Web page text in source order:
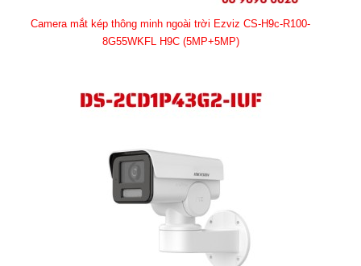
Camera mắt kép thông minh ngoài trời Ezviz CS-H9c-R100-
8G55WKFL H9C (5MP+5MP)